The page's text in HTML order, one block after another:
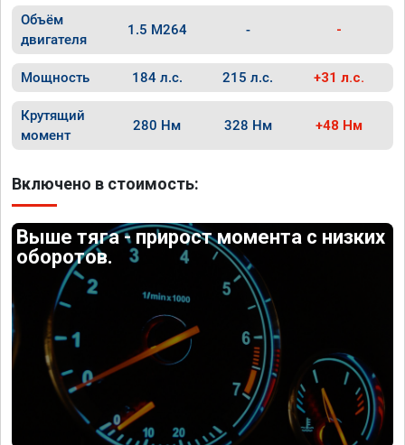
Объём
двигателя
1.5 M264 - -
Мощность 184 л.с. 215 л.с. +31 л.с.
Крутящий
момент
280 Нм 328 Нм +48 Нм
Включено в стоимость:
Выше тяга - прирост момента с низких
оборотов.